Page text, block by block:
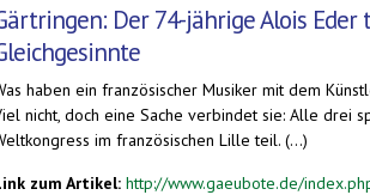
Der 74-jährige Alois
haben ein französischer Musiker mit dem
nicht, doch eine Sache verbindet sie: Alle drei
im französischen Lille teil. (...)
zum Artikel: http://www.gaeubote.de/